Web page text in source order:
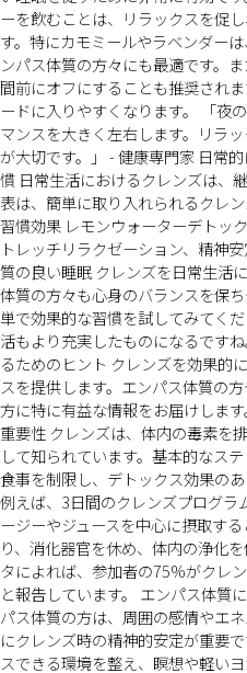
ーを飲むことは、リラックスを促
す。特にカモミールやラベンダー
ンパス体質の方々にも最適です。
間前にオフにすることも推奨され
ードに入りやすくなります。 「夜
マンスを大きく左右します。リラ
が大切です。」 - 健康専門家 日常
慣 日常生活におけるクレンズは、
表は、簡単に取り入れられるクレ
習慣効果 レモンウォーターデトッ
トレッチリラクゼーション、精神安
質の良い睡眠 クレンズを日常生活
体質の方々も心身のバランスを保
単で効果的な習慣を試してみてく
活もより充実したものになるです
るためのヒント クレンズを効果的
スを提供します。エンパス体質の
方に特に有益な情報をお届けしま
重要性 クレンズは、体内の毒素を
して知られています。基本的なス
食事を制限し、デトックス効果の
例えば、3日間のクレンズプログラ
ージーやジュースを中心に摂取す
り、消化器官を休め、体内の浄化
タによれば、参加者の75%がクレ
と報告しています。 エンパス体質
パス体質の方は、周囲の感情やエ
にクレンズ時の精神的安定が重要
スできる環境を整え、瞑想や軽い